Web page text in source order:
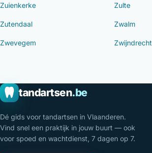
Zuienkerke Zulte
Zutendaal Zwalm
Zwevegem Zwijndrecht
tandartsen.be
Dé gids voor tandartsen in Vlaanderen.
Vind snel een praktijk in jouw buurt — ook
voor spoed en wachtdienst, 7 dagen op 7.